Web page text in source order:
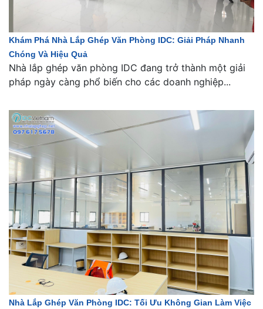
Khám Phá Nhà Lắp Ghép Văn Phòng IDC: Giải Pháp Nhanh
Chóng Và Hiệu Quả
Nhà lắp ghép văn phòng IDC đang trở thành một giải
pháp ngày càng phổ biến cho các doanh nghiệp...
Nhà Lắp Ghép Văn Phòng IDC: Tối Ưu Không Gian Làm Việc